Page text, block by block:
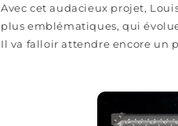
Avec cet audacieux projet,
plus emblématiques, qui
Il va falloir attendre encore un